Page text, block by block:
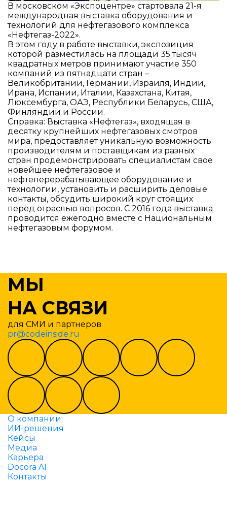
В московском «Экспоцентре» стартовала 21-я
международная выставка оборудования и
технологий для нефтегазового комплекса
«Нефтегаз-2022».
В этом году в работе выставки, экспозиция
которой разместилась на площади 35 тысяч
квадратных метров принимают участие 350
компаний из пятнадцати стран –
Великобритании, Германии, Израиля, Индии,
Ирана, Испании, Италии, Казахстана, Китая,
Люксембурга, ОАЭ, Республики Беларусь, США,
Финляндии и России.
Справка: Выставка «Нефтегаз», входящая в
десятку крупнейших нефтегазовых смотров
мира, предоставляет уникальную возможность
производителям и поставщикам из разных
стран продемонстрировать специалистам свое
новейшее нефтегазовое и
нефтеперерабатывающее оборудование и
технологии, установить и расширить деловые
контакты, обсудить широкий круг стоящих
перед отраслью вопросов. С 2016 года выставка
проводится ежегодно вместе с Национальным
нефтегазовым форумом.
МЫ
НА СВЯЗИ
для СМИ и партнеров
pr@codeinside.ru
О компании
ИИ-решения
Кейсы
Медиа
Карьера
Docora AI
Контакты